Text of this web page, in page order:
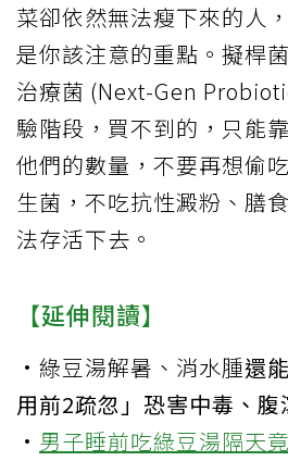
菜卻依然無法瘦下來的人
是你該注意的重點。擬桿
治療菌 (Next-Gen
驗階段，買不到的，只能
他們的數量，不要再想偷
生菌，不吃抗性澱粉、膳
法存活下去。
【延伸閱讀】
· 綠豆湯解暑、 消水腫還
用前2疏忽」恐害中毒、
· 男子睡前吃綠豆湯隔天